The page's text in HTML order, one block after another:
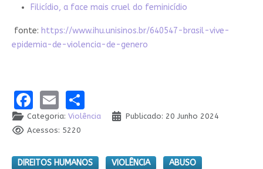
Filicídio, a face mais cruel do feminicídio
fonte: https://www.ihu.unisinos.br/640547-brasil-vive-
epidemia-de-violencia-de-genero
Facebook
EmailShare
Categoria: Violência
Publicado: 20 Junho 2024
Acessos: 5220
DIREITOS HUMANOS VIOLÊNCIA
ABUSO